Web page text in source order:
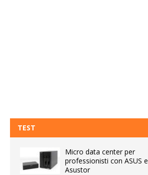
TEST
Micro data center per
professionisti con ASUS e
Asustor